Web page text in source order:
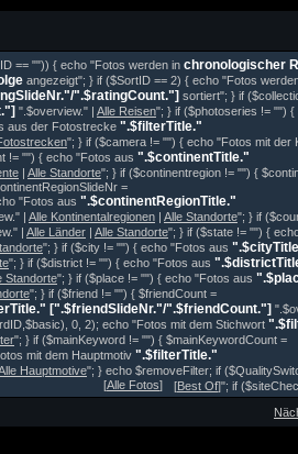
== "")) { echo "Fotos werden in chronologischer
angezeigt"; } if ($SortID == 2) { echo "Fotos
".$ratingCount."] sortiert"; } if
".$overview." | Alle Reisen"; } if ($photoseries != "")
aus der Fotostrecke ".$filterTitle."
"; } if ($camera != "") { echo "Fotos mit der
!= "") { echo "Fotos aus ".$continentTitle."
| Alle Standorte"; } if ($continentregion != "") {
=
"Fotos aus ".$continentRegionTitle."
| Alle Kontinentalregionen | Alle Standorte"; } if
| Alle Länder | Alle Standorte"; } if ($state != "") {
"; } if ($city != "") { echo "Fotos aus
"; } if ($district != "") { echo "Fotos aus
Standorte"; } if ($place != "") { echo "Fotos aus
"; } if ($friend != "") { $friendCount =
[".$friendSlideNr."/".$friendCount."]
0, 2); echo "Fotos mit dem Stichwort
"; } if ($mainKeyword != "") { $mainKeywordCount =
mit dem Hauptmotiv ".$filterTitle."
Hauptmotive"; } echo $removeFilter; if
[Best Of]"; if
[Alle Fotos]